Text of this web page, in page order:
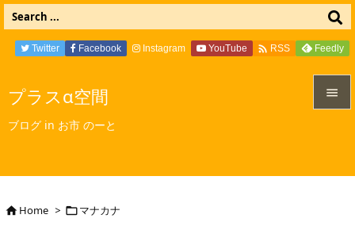
プラスα空間
ブログ in お市 のーと

Twitter Facebook Instagram YouTube  RSS Feedly
Home > マナカナ